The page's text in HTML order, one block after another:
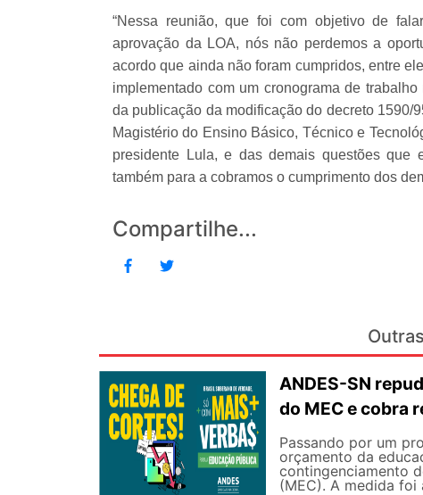
“Nessa reunião, que foi com objetivo de
aprovação da LOA, nós não perdemos a
acordo que ainda não foram cumpridos, entre
implementado com um cronograma de
da publicação da modificação do decreto 1590/
Magistério do Ensino Básico, Técnico e
presidente Lula, e das demais questões que
também para a cobramos o cumprimento dos
Compartilhe...
ANDES-SN
do MEC e cobra
Passando por um
orçamento da
contingenciamento
(MEC). A medida foi